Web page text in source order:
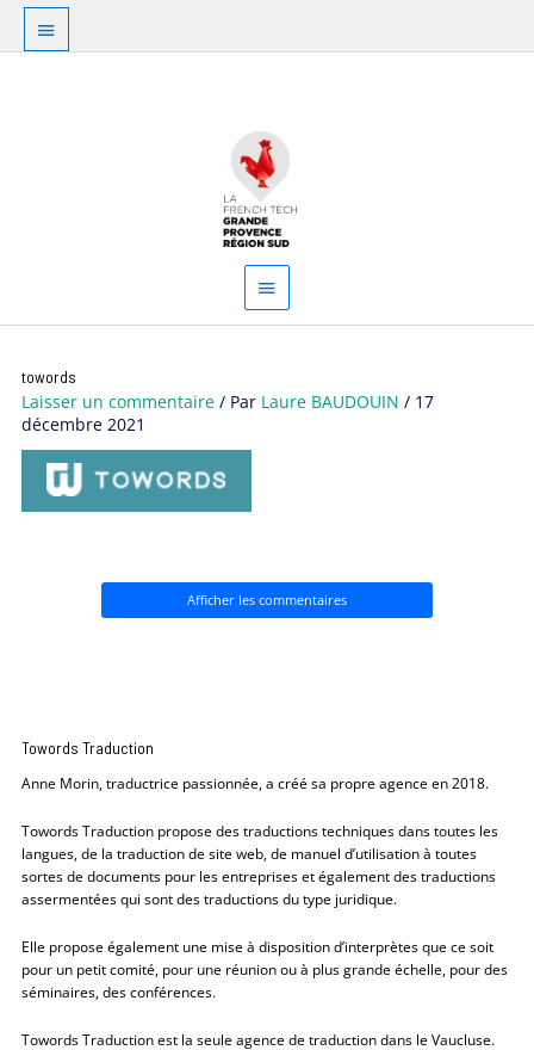
Aller
contenu
Au
dessus
principal
towords
Laisser un commentaire / Par Laure BAUDOUIN/ 17
décembre 2021
Afficher les commentaires
Towords Traduction
Anne Morin, traductrice passionnée, a créé sa propre agence en 2018.
Towords Traduction propose des traductions techniques dans toutes les
langues, de la traduction de site web, de manuel d’utilisation à toutes
sortes de documents pour les entreprises et également des traductions
assermentées qui sont des traductions du type juridique.
Elle propose également une mise à disposition d’interprètes que ce soit
pour un petit comité, pour une réunion ou à plus grande échelle, pour des
séminaires, des conférences.
Towords Traduction est la seule agence de traduction dans le Vaucluse.